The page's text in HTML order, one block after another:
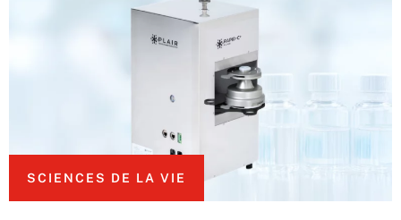
SCIENCES DE LA VIE